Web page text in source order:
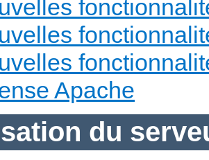
Apache
du